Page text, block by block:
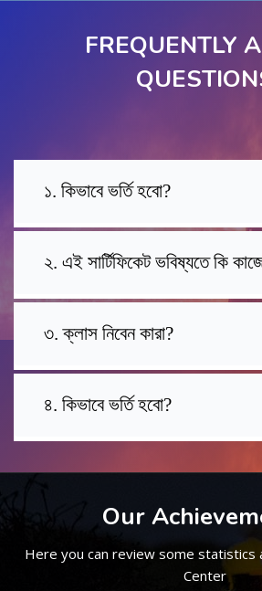
FREQUENTLY
১. কিভাবে ভর্তি হবো?
২. এই সার্টিফিকেট ভবিষ্যতে কি
৩. ক্লাস নিবেন কারা?
৪. কিভাবে ভর্তি হবো?
Our
Here you can review some statistics
Center